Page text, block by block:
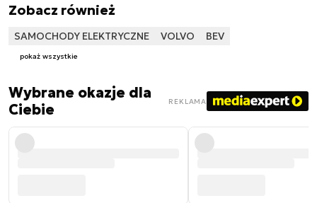
Zobacz również
SAMOCHODY ELEKTRYCZNE VOLVO BEV
pokaż wszystkie
Wybrane okazje dla
Ciebie
REKLAMA